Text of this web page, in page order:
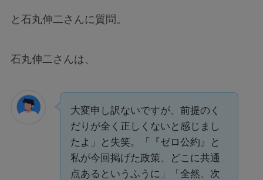
と石丸伸二さんに質問。
石丸伸二さんは、
大変申し訳ないですが、前提のく
だりが全く正しくないと感じまし
たよ」と失笑。「『ゼロ公約』と
私が今回掲げた政策、どこに共通
点あるというふうに」「全然、次